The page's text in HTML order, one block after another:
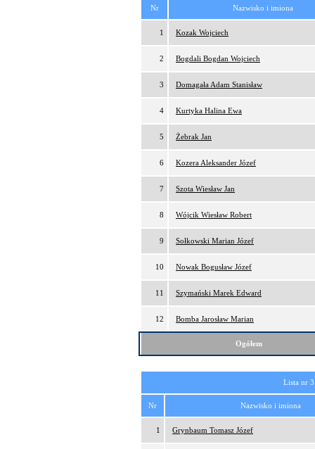
Nr Nazwisko i imiona
1 Kozak Wojciech
2 Bogdali Bogdan Wojciech
3 Domagała Adam Stanisław
4 Kurtyka Halina Ewa
5 Żebrak Jan
6 Kozera Aleksander Józef
7 Szota Wiesław Jan
8 Wójcik Wiesław Robert
9 Sołkowski Marian Józef
10 Nowak Bogusław Józef
11 Szymański Marek Edward
12 Bomba Jarosław Marian
Ogółem
Lista nr
Nr Nazwisko i imiona
1 Grynbaum Tomasz Józef